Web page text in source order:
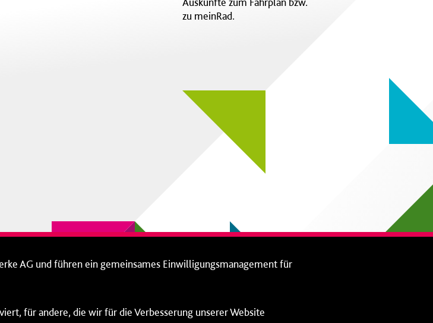
zu meinRad.
AG und führen ein gemeinsames Einwilligungsmanagement für
für andere, die wir für die Verbesserung unserer Website